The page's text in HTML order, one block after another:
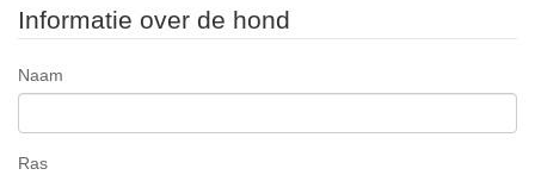
Informatie over de hond
Naam
Ras